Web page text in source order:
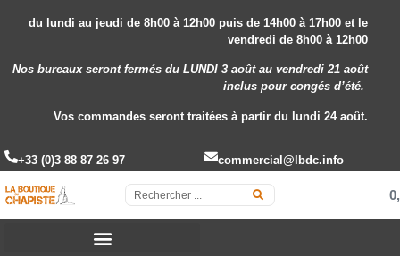
du lundi au jeudi de 8h00 à 12h00 puis de 14h00 à 17h00 et le
vendredi de 8h00 à 12h00
Nos bureaux seront fermés du LUNDI 3 août au vendredi 21 août
incluspour congés d’été.
Vos commandes seront traitées à partir du lundi 24 août.
+33 (0)3 88 87 26 97 commercial@lbdc.info